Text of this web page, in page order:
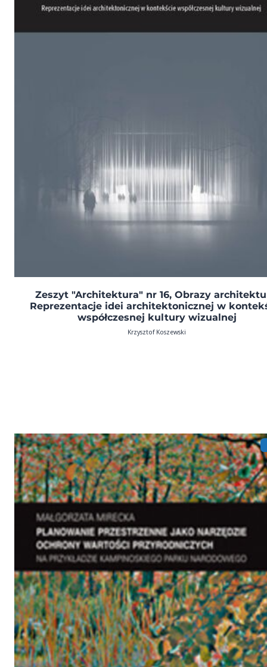
Zeszyt "Architektura" nr 16, Obrazy
Reprezentacje idei architektonicznej w
współczesnej kultury wizualnej
Krzysztof Koszewski